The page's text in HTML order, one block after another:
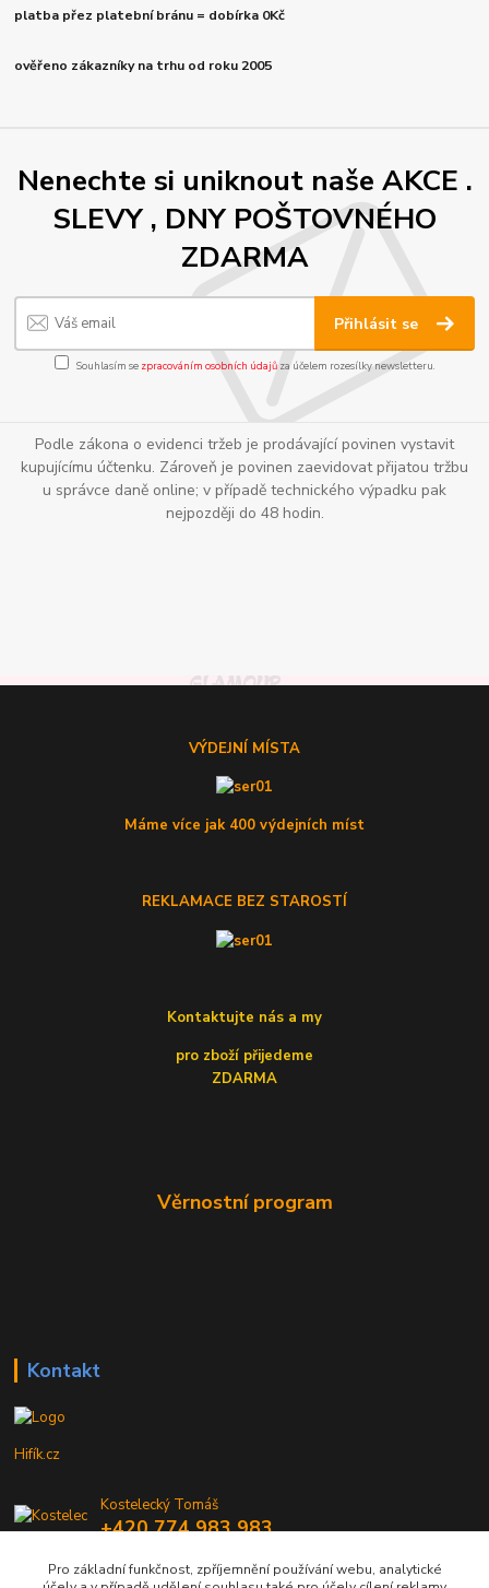
platba přez platební bránu = dobírka 0Kč
ověřeno zákazníky na trhu od roku 2005
Nenechte si uniknout naše AKCE .
SLEVY , DNY POŠTOVNÉHO
ZDARMA
Přihlásit se
Souhlasím se zpracováním osobních údajůza účelem rozesílky newsletteru.
Podle zákona o evidenci tržeb je prodávající povinen vystavit
kupujícímu účtenku. Zároveň je povinen zaevidovat přijatou tržbu
u správce daně online; v případě technického výpadku pak
nejpozději do 48 hodin.
VÝDEJNÍ MÍSTA
Máme více jak 400 výdejních míst
REKLAMACE BEZ STAROSTÍ
Kontaktujte nás a my
pro zboží přijedeme
ZDARMA
Věrnostní program
Kontakt
Hifík.cz
Kostelecký Tomáš
+420 774 983 983
Pro základní funkčnost, zpříjemnění používání webu, analytické